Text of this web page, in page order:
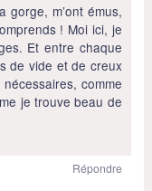
gorge, m’ont émus,
! Moi ici, je
Et entre chaque
de vide et de creux
comme
je trouve beau de
Répondre